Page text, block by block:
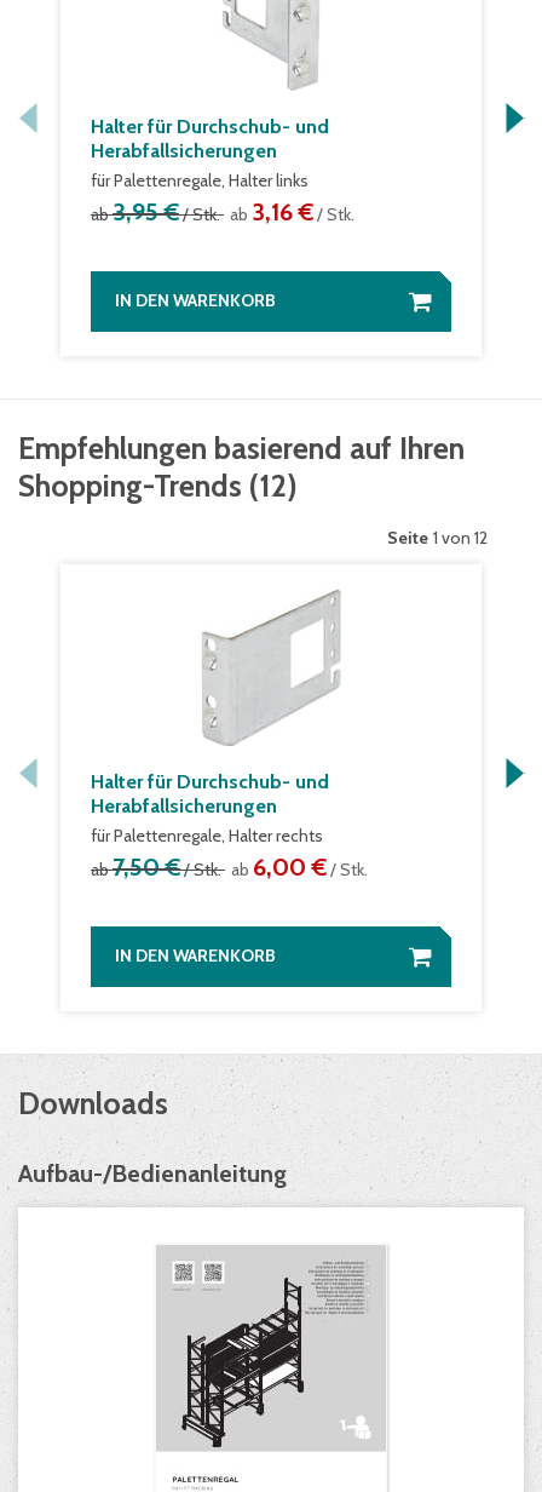
Halter für Durchschub- und
Herabfallsicherungen
für Palettenregale, Halter links
ab3,95 €/ Stk. ab 3,16 €/ Stk.
IN DEN WARENKORB
Empfehlungen basierend auf Ihren
Shopping-Trends (12)
Seite 1 von 12
Halter für Durchschub- und
Herabfallsicherungen
für Palettenregale, Halter rechts
ab7,50 €/ Stk. ab 6,00 €/ Stk.
IN DEN WARENKORB
Downloads
Aufbau-/Bedienanleitung